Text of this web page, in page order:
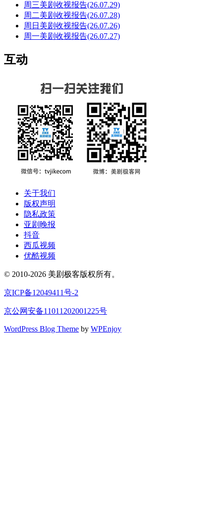
周三美剧收视报告(26.07.29)
周二美剧收视报告(26.07.28)
周日美剧收视报告(26.07.26)
周一美剧收视报告(26.07.27)
互动
关于我们
版权声明
隐私政策
亚剧晚报
抖音
西瓜视频
优酷视频
© 2010-2026 美剧极客版权所有。
京ICP备12049411号-2
京公网安备11011202001225号
WordPress Blog Theme by WPEnjoy